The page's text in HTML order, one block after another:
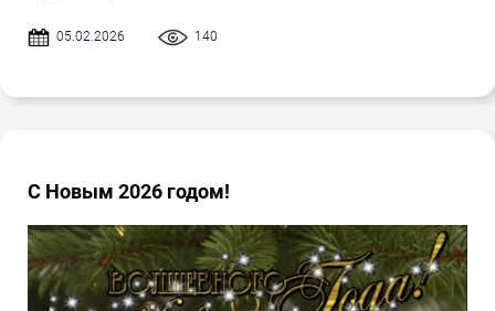
05.02.2026 140
С Новым 2026 годом!